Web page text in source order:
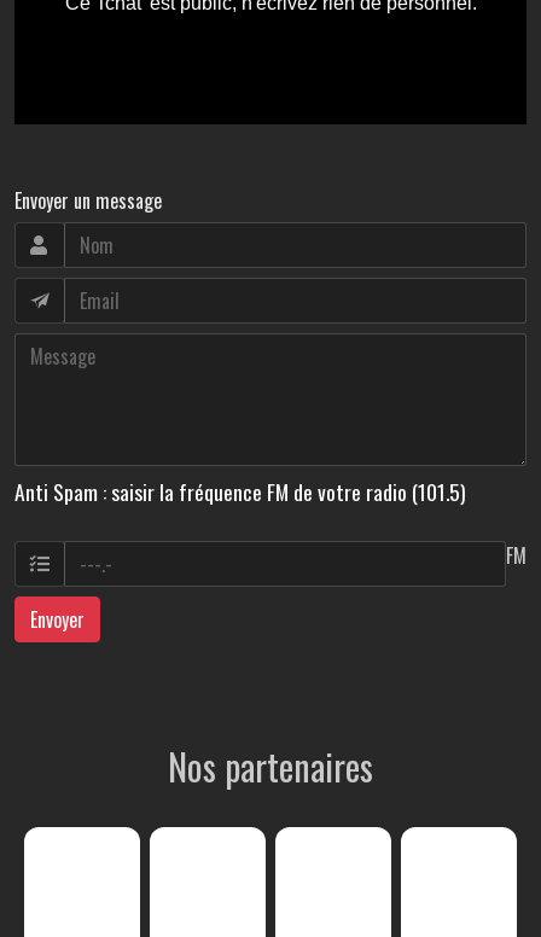
Envoyer un message
Anti Spam : saisir la fréquence FM de votre radio (101.5)
FM
Envoyer
Nos partenaires